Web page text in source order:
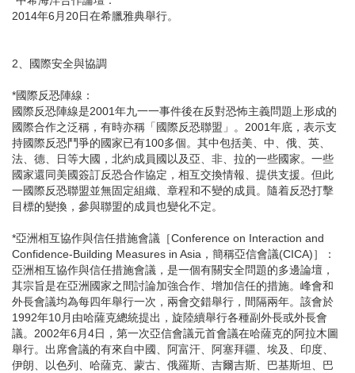
2014年6月20日在希臘雅典舉行。
2、國際安全與協調
*國際反恐陣線：
國際反恐陣線是2001年九一一事件後在反對恐怖主義問題上形成的
國際合作之泛稱，有時亦稱「國際反恐聯盟」。2001年底，表示支
持國際反恐鬥爭的國家已有100多個。其中包括美、中、俄、英、
法、德、日等大國，北約成員國以及亞、非、拉的一些國家。一些
國家還同美國簽訂反恐合作協定，相互交換情報、提供支援。但此
一國際反恐聯盟並無固定組織、章程和不變的成員。隨着反恐打擊
目標的變換，參與聯盟的成員也變化不定。
*亞洲相互協作與信任措施會議［Conference on Interaction and
Confidence-Building Measures in Asia，簡稱亞信會議(CICA)］：
亞洲相互協作與信任措施會議，是一個有關安全問題的多邊論壇，
其宗旨是在亞洲國家之間討論加強合作、增加信任的措施。峰會和
外長會議均為每四年舉行一次，兩會交錯舉行，間隔兩年。該會於
1992年10月由哈薩克總統提出，旋陸續舉行各種副外長或外長會
議。2002年6月4日，第一次亞信會議元首會議在哈薩克的阿拉木圖
舉行。出席會議的有來自中國、阿富汗、阿塞拜疆、埃及、印度、
伊朗、以色列、哈薩克、蒙古、俄羅斯、吉爾吉斯、巴基斯坦、巴